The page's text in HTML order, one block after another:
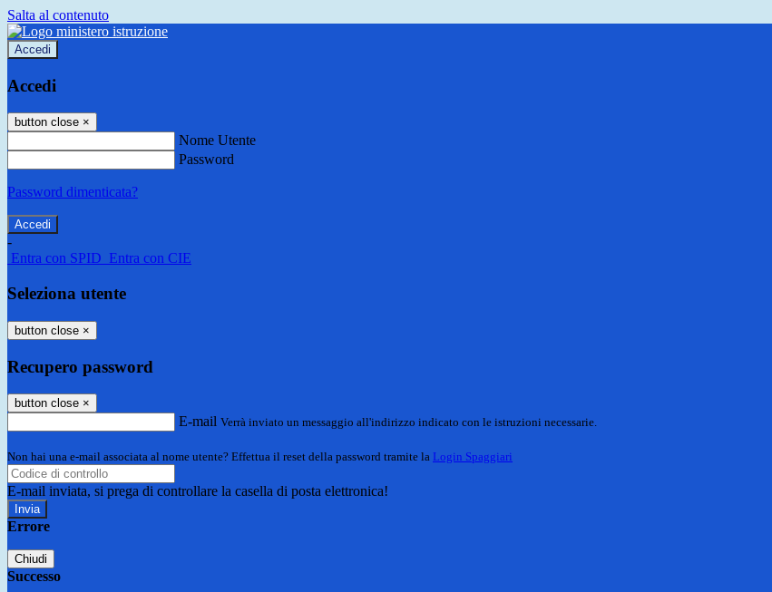
Salta al contenuto
Accedi
Accedi
button close ×
Nome Utente
Password
Password dimenticata?
-
Entra con SPID Entra con CIE
Seleziona utente
button close ×
Recupero password
button close ×
E-mail Verrà inviato un messaggio all'indirizzo indicato con le istruzioni necessarie.
Non hai una e-mail associata al nome utente? Effettua il reset della password tramite la Login Spaggiari
E-mail inviata, si prega di controllare la casella di posta elettronica!
Errore
Chiudi
Successo